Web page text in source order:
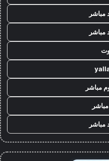
مباشر
مباشر
مباشر
مباشر